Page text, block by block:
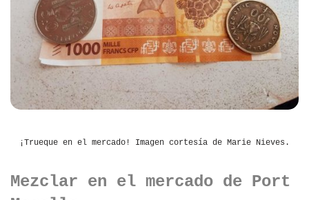
¡Trueque en el mercado! Imagen cortesía de Marie Nieves.
Mezclar en el mercado de Port